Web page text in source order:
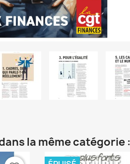
la même catégorie :